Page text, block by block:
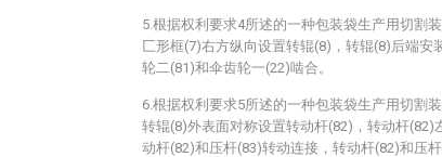
5.根据权利要求4所述的一种包装袋生产用切割
匚形框(7)右方纵向设置转辊(8)，转辊(8)后端安
轮二(81)和伞齿轮一(22)啮合。
6.根据权利要求5所述的一种包装袋生产用切割
转辊(8)外表面对称设置转动杆(82)，转动杆(82)
动杆(82)和压杆(83)转动连接，转动杆(82)和压